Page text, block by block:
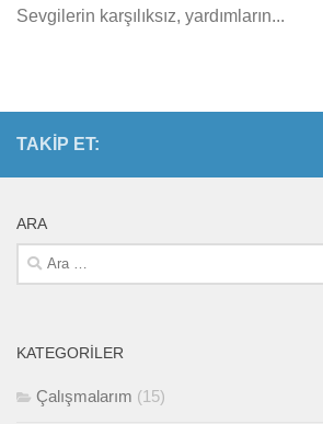
Sevgilerin karşılıksız, yardımların...
TAKIP ET:
ARA
Arama:
KATEGORILER
Çalışmalarım (15)